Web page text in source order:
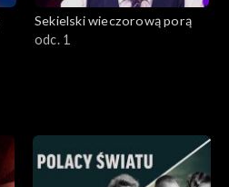
Sekielski wieczorową porą
odc. 1